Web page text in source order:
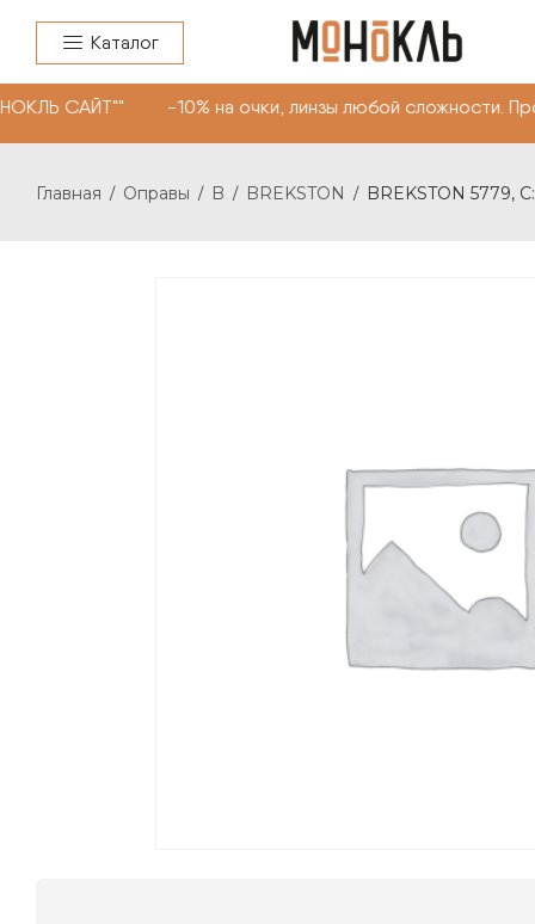
Каталог
САЙТ"" -10% на очки, линзы любой
Главная / Оправы / B / BREKSTON / BREKSTON 5779,